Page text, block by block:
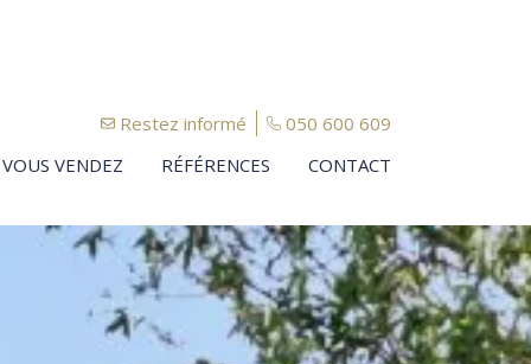
Restez informé
050 600 609
VOUS VENDEZ
RÉFÉRENCES CONTACT